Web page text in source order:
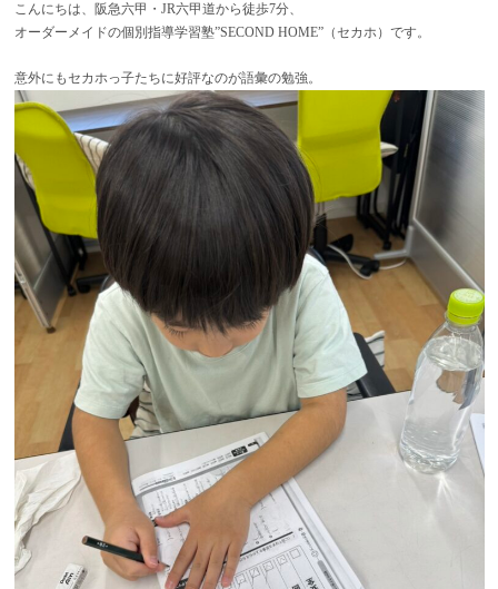
こんにちは、阪急六甲・JR六甲道から徒歩7分、
オーダーメイドの個別指導学習塾”SECOND HOME”（セカホ）です。
意外にもセカホっ子たちに好評なのが語彙の勉強。